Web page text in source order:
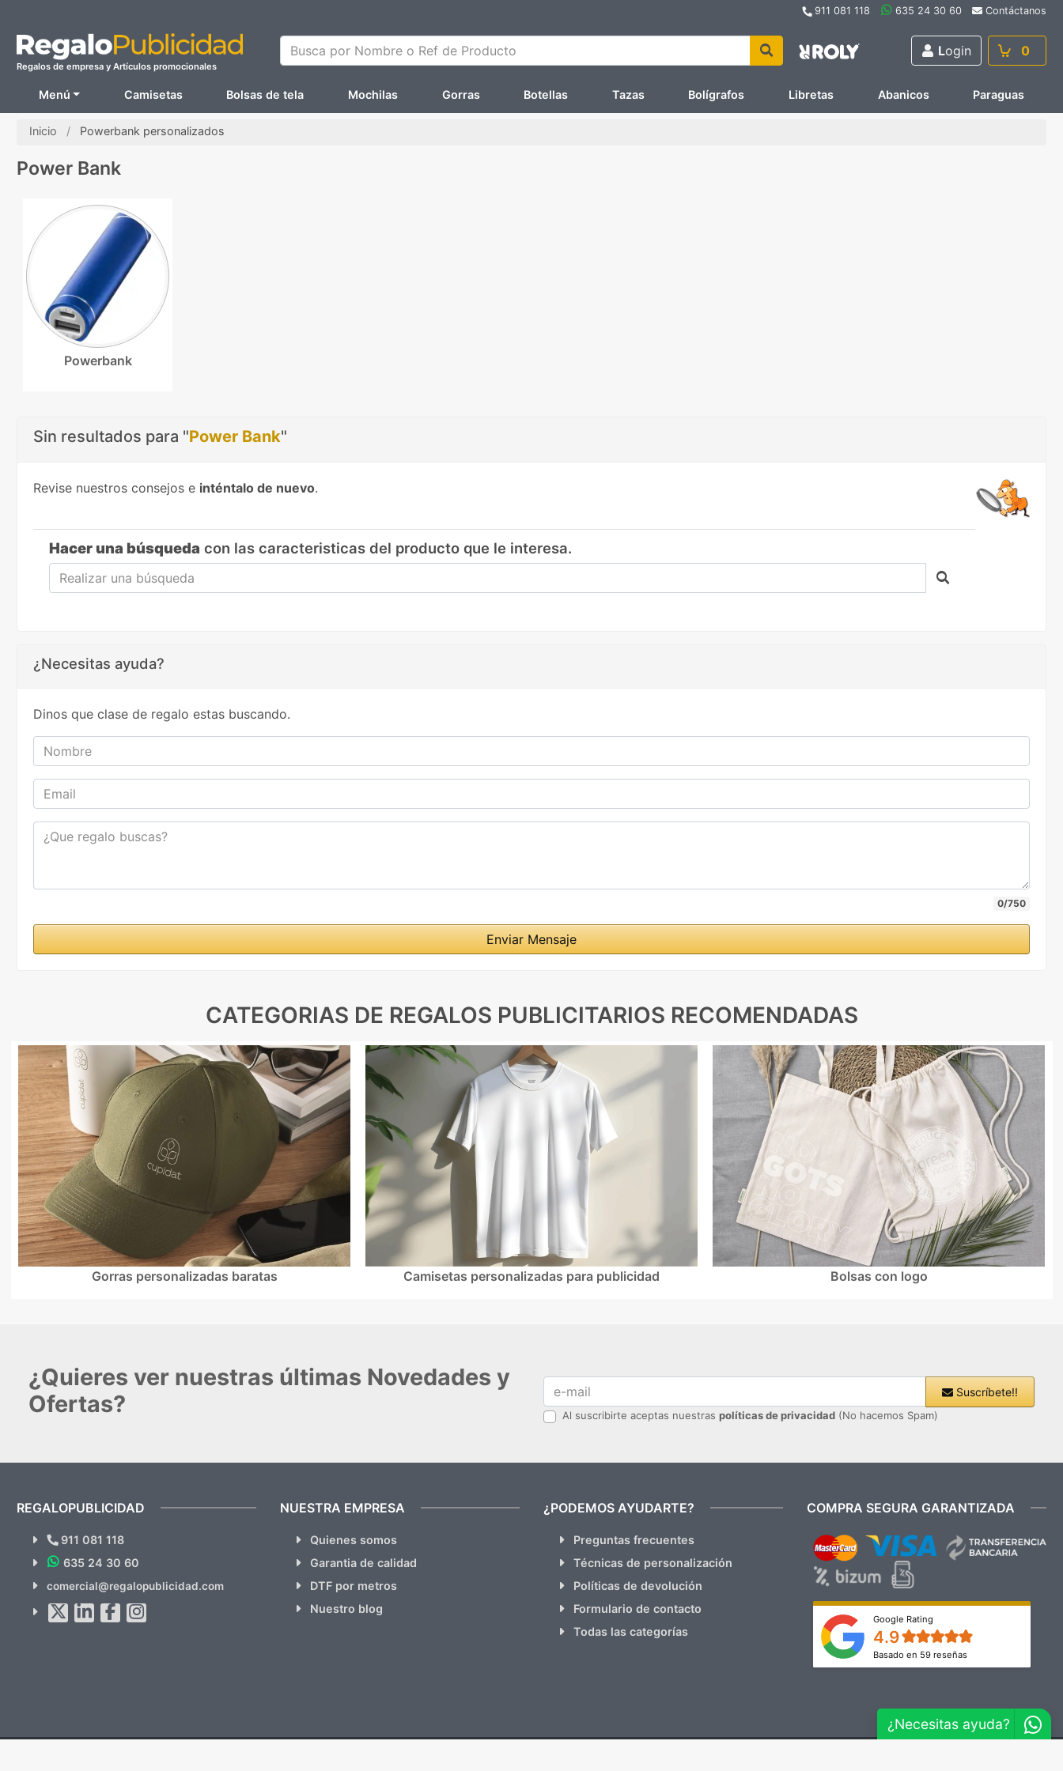
911 081 118 635 24 30 60 Contáctanos
Regalos de empresa y Artículos promocionales
Busca por Nombre o Ref de Producto Login 0
Menú Camisetas Bolsas de tela Mochilas Gorras Botellas Tazas Bolígrafos Libretas Abanicos Paraguas
Inicio Powerbank personalizados
Power Bank
Powerbank
Sin resultados para "Power Bank"
Revise nuestros consejos e inténtalo de nuevo.
Hacer una búsqueda con las caracteristicas del producto que le interesa.
¿Necesitas ayuda?
Dinos que clase de regalo estas buscando.
Nombre
Email
Mensaje
0/750
CATEGORIAS DE REGALOS PUBLICITARIOS RECOMENDADAS
Gorras personalizadas baratas Camisetas personalizadas para publicidad Bolsas con logo
¿Quieres ver nuestras últimas Novedades y
Ofertas?
Suscríbete!!
Al suscribirte aceptas nuestras políticas de privacidad (No hacemos Spam)
REGALOPUBLICIDAD
911 081 118
635 24 30 60
comercial@regalopublicidad.com
NUESTRA EMPRESA
Quienes somos
Garantia de calidad
DTF por metros
Nuestro blog
¿PODEMOS AYUDARTE?
Preguntas frecuentes
Técnicas de personalización
Políticas de devolución
Formulario de contacto
Todas las categorías
COMPRA SEGURA GARANTIZADA
Google Rating
4.9
Basado en 59 reseñas
¿Necesitas ayuda?